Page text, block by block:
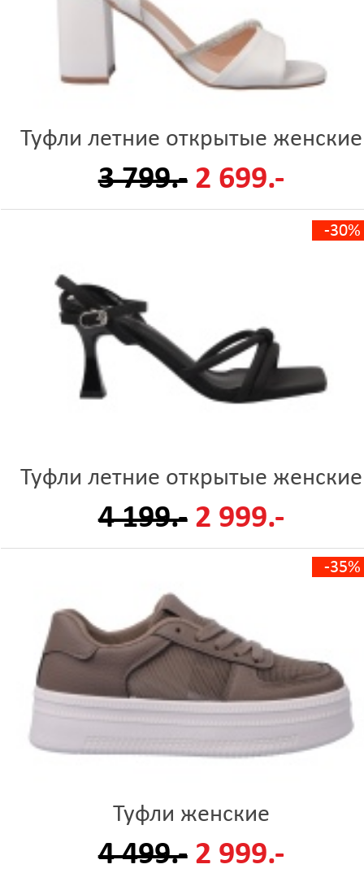
Туфли летние открытые женские
3 799.- 2 699.-
-30%
Туфли летние открытые женские
4 199.- 2 999.-
-35%
Туфли женские
4 499.- 2 999.-